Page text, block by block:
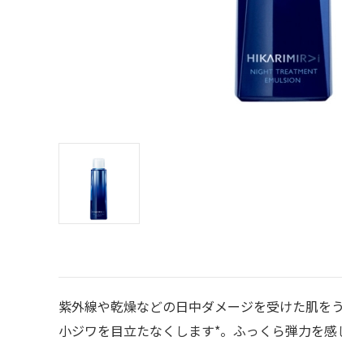
紫外線や乾燥などの日中ダメージを受けた肌を
小ジワを目立たなくします*。ふっくら弾力を